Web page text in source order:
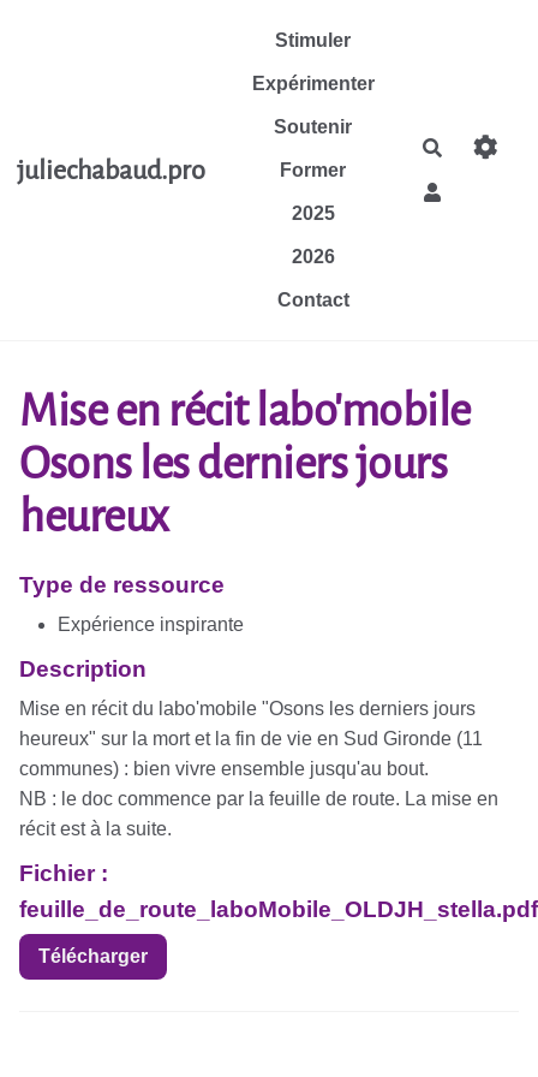
juliechabaud.pro
Stimuler
Expérimenter
Soutenir
Former
2025
2026
Contact
Rechercher
Mise en récit labo'mobile
Osons les derniers jours
heureux
Type de ressource
Expérience inspirante
Description
Mise en récit du labo'mobile "Osons les derniers jours
heureux" sur la mort et la fin de vie en Sud Gironde (11
communes) : bien vivre ensemble jusqu'au bout.
NB : le doc commence par la feuille de route. La mise en
récit est à la suite.
Fichier :
feuille_de_route_laboMobile_OLDJH_stella.pdf
Télécharger